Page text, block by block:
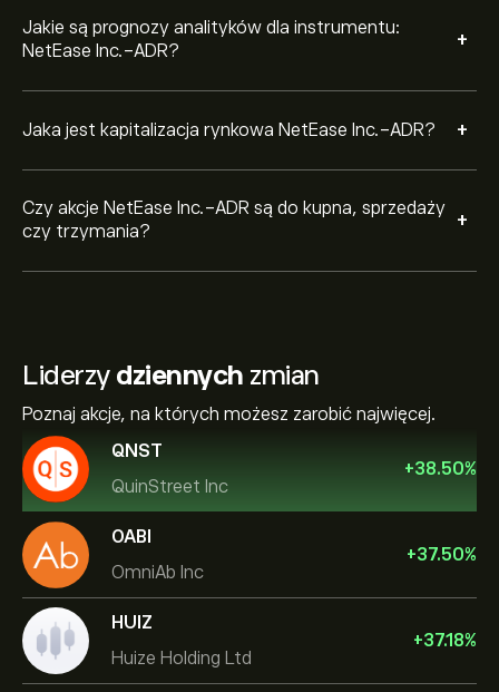
Jakie są prognozy analityków dla instrumentu:
NetEase Inc.-ADR?
+
Jaka jest kapitalizacja rynkowa NetEase Inc.-ADR? +
Czy akcje NetEase Inc.-ADR są do kupna, sprzedaży
czy trzymania?
+
Liderzy dziennych zmian
Poznaj akcje, na których możesz zarobić najwięcej.
QNST
QuinStreet Inc
+38.50%
OABI
OmniAb Inc
+37.50%
HUIZ
Huize Holding Ltd
+37.18%